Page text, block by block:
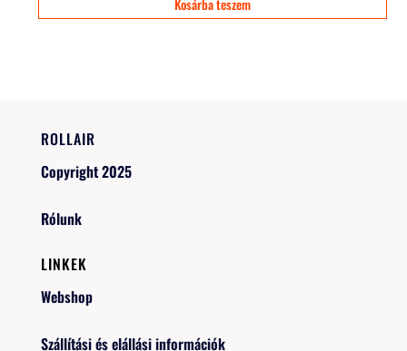
Kosárba teszem
ROLLAIR
Copyright 2025
Rólunk
LINKEK
Webshop
Szállítási és elállási információk